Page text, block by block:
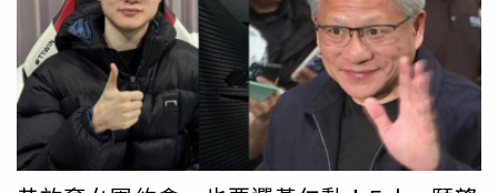
負相信公司的員工與夥伴。但他也因此建立起獨特的經營哲
學：「逆境會讓人發揮最好的表現。」他認為危機能凝聚團
隊、塑造企業文化，而韓國之所以能成為今天的韓國，也是
在無數逆境中鍛鍊出來的成果。他更直言：「不一定非得受
苦才能成功，但如果你能承受苦難而不被擊倒，未來終將成
功。」日前韓國網友曾透露自己的父親曾在龍山電子商街和
黃仁勳會長一起吃過飯而被質疑真實性，黃仁勳大笑坦言這
ChatGPT創作批評川普貿易與科技政策的標語和政治漫畫，
之後再將這些內容發布至社群平台X。這些漫畫將川普描繪
成在全球舞台上製造混亂的人物。例如，其中一幅畫面顯示
他揮舞鐵鎚砸向一面寫有「全球未來」（Global Future）
字樣的牆壁；另一幅則描繪他鋸斷自己腳下的梯子。
OpenAI 指出，同一批人員還利用平台生成中文評論內容，
用於發布在中文文章的留言區，同時也製作義大利文與日文